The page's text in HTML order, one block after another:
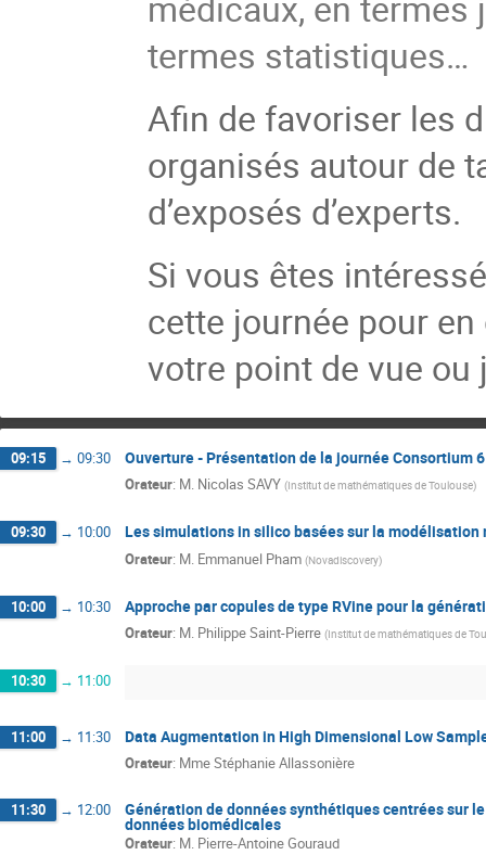
termes statistiques…
Afin de favoriser les
organisés autour de
d’exposés d’experts.
Si vous êtes
cette journée pour
votre point de vue
09:15 → 09:30 Ouverture - Présentation de la journée Consortium 6
Orateur: M. Nicolas SAVY (Institut de mathématiques de Toulouse)
09:30 → 10:00 Les simulations in silico basées sur la
Orateur: M. Emmanuel Pham (Novadiscovery)
10:00 → 10:30 Approche par copules de type RVine pour la
Orateur: M. Philippe Saint-Pierre (Institut de mathématiques de
10:30 → 11:00
11:00 → 11:30 Data Augmentation in High Dimensional Low
Orateur: MmeStéphanie Allassonière
11:30 → 12:00 Génération de données synthétiques centrées sur
données biomédicales
Orateur: M. Pierre-Antoine Gouraud